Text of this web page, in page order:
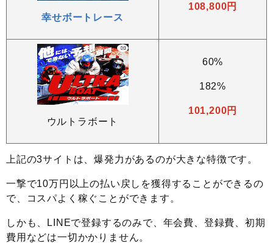
幸せボートレース
108,800円
ウルトラボート
60%
182%
101,200円
上記の3サイトは、爆発力があるのが大きな特徴です。
一撃で10万円以上の払い戻しを獲得することができるの
で、コスパよく稼ぐことができます。
しかも、LINEで登録するのみで、年会費、登録費、初期
費用などは一切かかりません。